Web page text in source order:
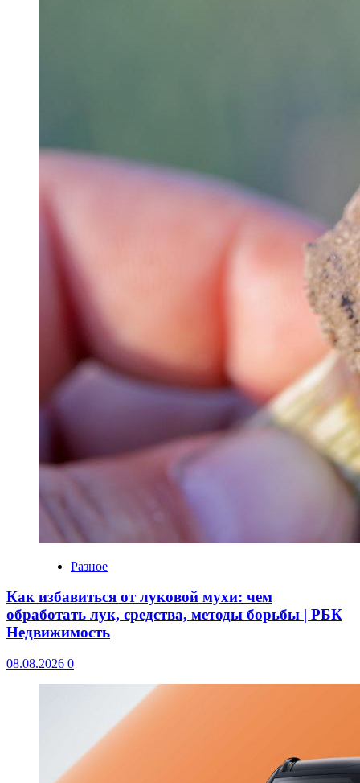
Разное
Как избавиться от луковой мухи: чем
обработать лук, средства, методы борьбы | РБК
Недвижимость
08.08.2026 0